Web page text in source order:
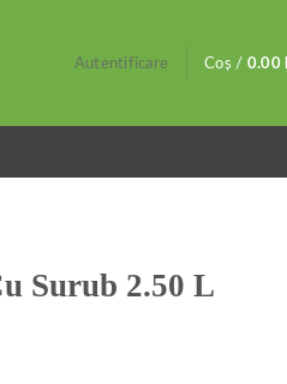
Autentificare Coș / 0.00
Surub 2.50 L